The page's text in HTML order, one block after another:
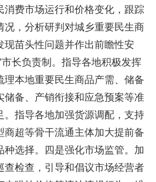
消费市场运行和价格变化，跟踪
况，分析研判对城乡重要民生商
现苗头性问题并作出前瞻性安
长负责制。指导各地积极发挥
理本地重要民生商品产需、储备
储备、产销衔接和应急预案等准
。指导各地加强货源调配，支持
商超等骨干流通主体加大提前备
种选择。四是强化市场监管。加
查检查，引导和倡议市场经营者